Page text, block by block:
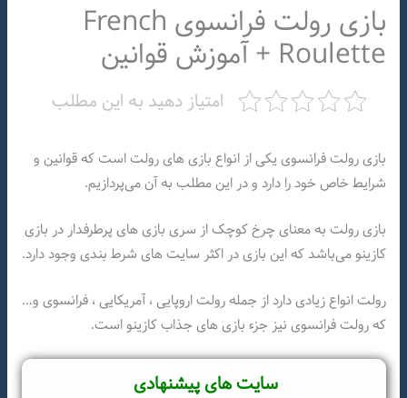
بازی رولت فرانسوی French
Roulette + آموزش قوانین
امتیاز دهید به این مطلب
بازی رولت فرانسوی یکی از انواع بازی های رولت است که قوانین و
شرایط خاص خود را دارد و در این مطلب به آن می‌پردازیم.
بازی رولت به معنای چرخ کوچک از سری بازی های پرطرفدار در بازی
کازینو می‌باشد که این بازی در اکثر سایت های شرط بندی وجود دارد.
رولت انواع زیادی دارد از جمله رولت اروپایی ، آمریکایی ، فرانسوی و…
که رولت فرانسوی نیز جزء بازی های جذاب کازینو است.
سایت های پیشنهادی